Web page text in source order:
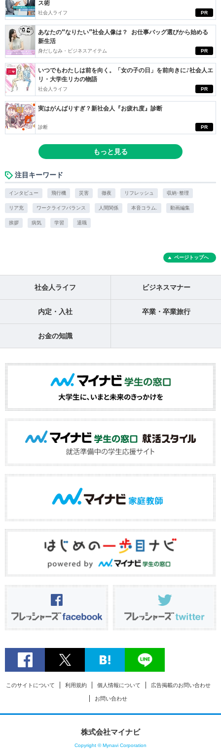
PR
ス術
社会人ライフ
PR
あなたの“なりたい”社会人像は？ お仕事バッグ選びから始める
新生活
身だしなみ・ビジネスアイテム
PR
いつでもわたしは前を向く。「女の子の日」を前向きに♪社会人エ
リ・大学生リカの物語
社会人ライフ
PR
実はがんばりすぎ？新社会人『お疲れ度』診断
診断
もっと見る
注目キーワード
インタビュー 飛行機 災害 徹夜 リフレッシュ 収納･整理
リア充 ワークライフバランス 人間関係 本音コラム. 動画編集
挨拶 病気 学習 退職
ページトップへ
社会人ライフ ビジネスマナー
内定・入社 卒業・卒業旅行
お金の知識
このサイトについて 利用規約 個人情報について 広告掲載のお問い合わせ
お問い合わせ
株式会社マイナビ
Copyright © Mynavi Corporation